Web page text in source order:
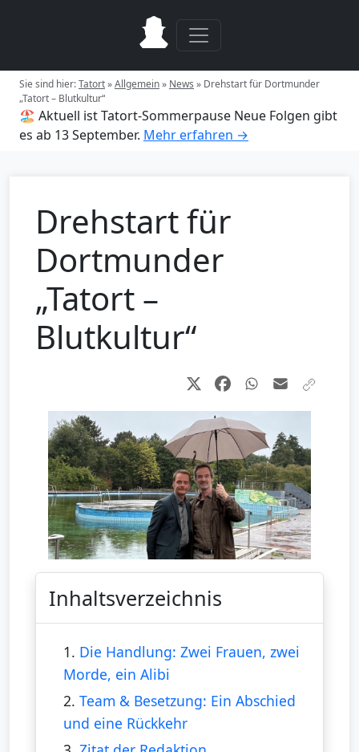
Sie sind hier:Tatort»Allgemein» News » Drehstart für Dortmunder
„Tatort – Blutkultur“
🏖️ Aktuell ist Tatort-Sommerpause Neue Folgen gibt
es ab 13 September. Mehr erfahren →
Drehstart für
Dortmunder
„Tatort –
Blutkultur“
Inhaltsverzeichnis
1. Die Handlung: Zwei Frauen, zwei
Morde, ein Alibi
2. Team & Besetzung: Ein Abschied
und eine Rückkehr